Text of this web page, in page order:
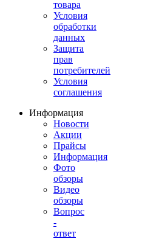
товара
Условия
обработки
данных
Защита
прав
потребителей
Условия
соглашения
Информация
Новости
Акции
Прайсы
Информация
Фото
обзоры
Видео
обзоры
Вопрос
-
ответ